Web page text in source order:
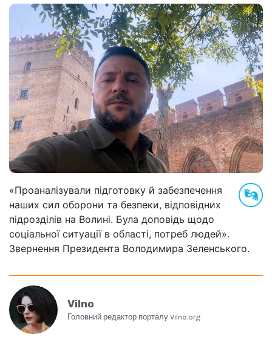
«Проаналізували підготовку й забезпечення
наших сил оборони та безпеки, відповідних
підрозділів на Волині. Була доповідь щодо
соціальної ситуації в області, потреб людей».
Звернення Президента Володимира Зеленського.
Vilno
Головний редактор порталу Vilno.org